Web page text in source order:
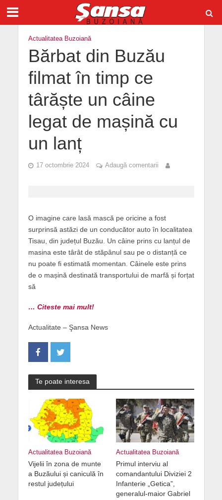
Actualitatea Buzoiană
Bărbat din Buzău
filmat în timp ce
târăște un câine
legat de mașină cu
un lanț
17 octombrie 2024 Adaugă comentarii
O imagine care lasă mască pe oricine a fost
surprinsă astăzi de un conducător auto în localitatea
Tisau, din județul Buzău. Un câine prins cu lanțul de
masina este târât de stăpânul sau pe o distanță ce
nu poate fi estimată momentan. Câinele este prins
de o mașină destinată transportului de marfă și forțat
să
… Citeste mai mult!
Actualitate – Şansa News
Te poate interesa
Actualitatea Buzoiană
Vijelii în zona de munte
a Buzăului și caniculă în
restul județului
Actualitatea Buzoiană
Primul interviu al
comandantului Diviziei 2
Infanterie „Getica”,
generalul-maior Gabriel